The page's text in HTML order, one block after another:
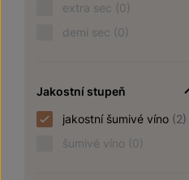
extra sec (0)
demi sec (0)
Jakostní stupeň
jakostní šumivé víno (2)
šumivé víno (0)